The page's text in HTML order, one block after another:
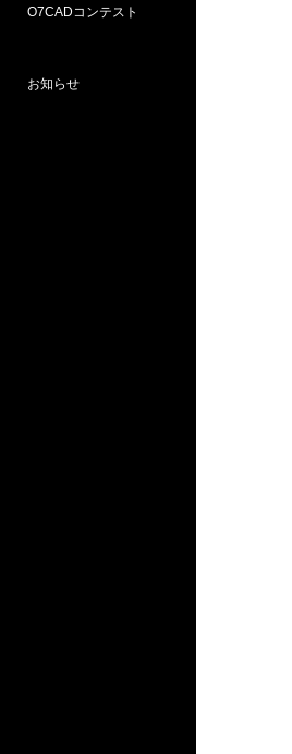
O7CADコンテスト
お知らせ